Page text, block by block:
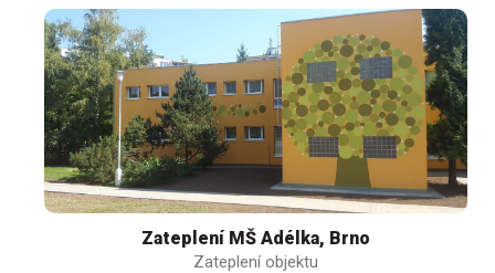
Zateplení MŠ Adélka, Brno
Zateplení objektu